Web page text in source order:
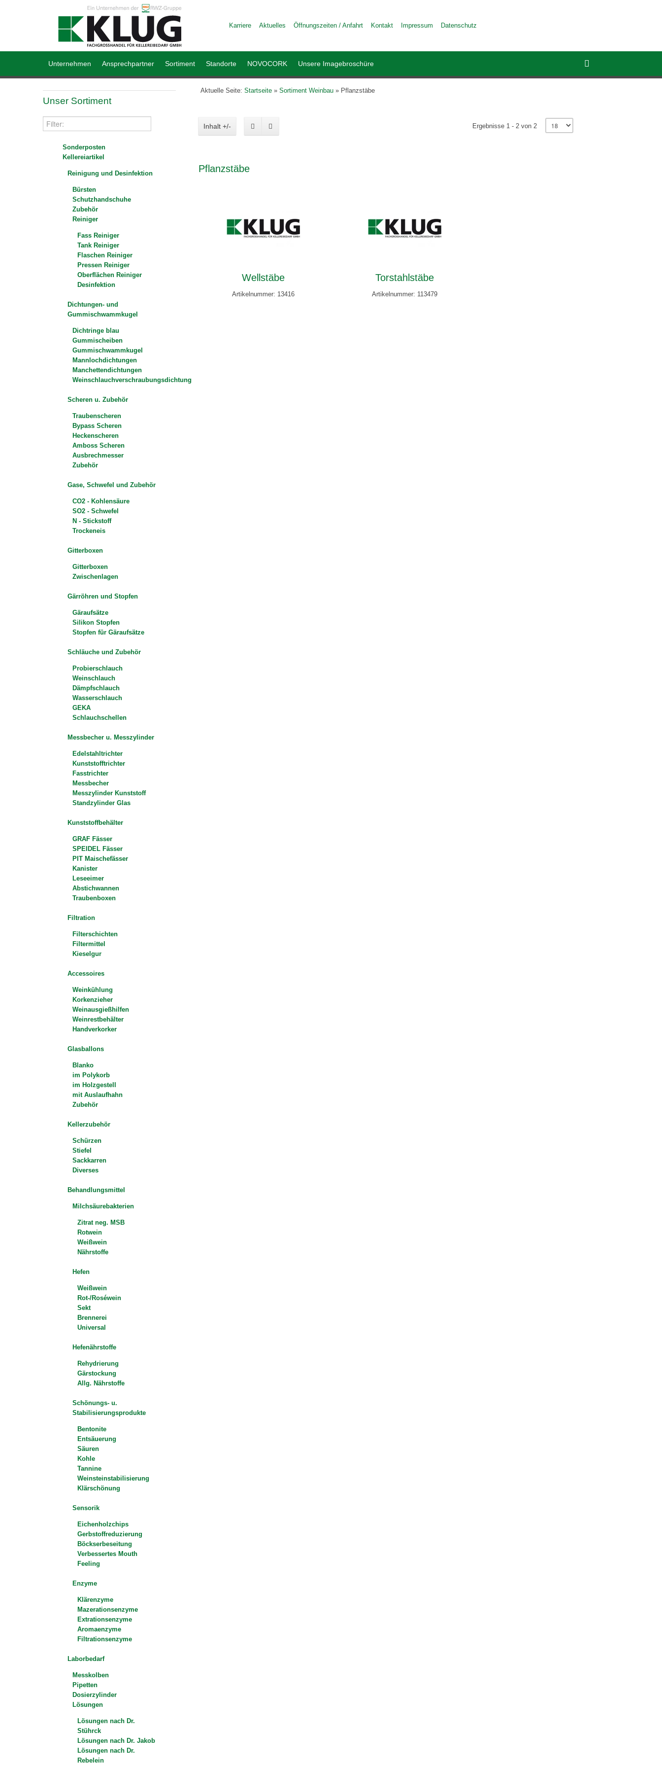
Karriere Aktuelles Öffnungszeiten / Anfahrt Kontakt Impressum Datenschutz
Unternehmen Ansprechpartner Sortiment Standorte NOVOCORK Unsere Imagebroschüre
Unser Sortiment
Sonderposten
Kellereiartikel
Reinigung und Desinfektion
Bürsten
Schutzhandschuhe
Zubehör
Reiniger
Fass Reiniger
Tank Reiniger
Flaschen Reiniger
Pressen Reiniger
Oberflächen Reiniger
Desinfektion
Dichtungen- und
Gummischwammkugel
Dichtringe blau
Gummischeiben
Gummischwammkugel
Mannlochdichtungen
Manchettendichtungen
Weinschlauchverschraubungsdichtung
Scheren u. Zubehör
Traubenscheren
Bypass Scheren
Heckenscheren
Amboss Scheren
Ausbrechmesser
Zubehör
Gase, Schwefel und Zubehör
CO2 - Kohlensäure
SO2 - Schwefel
N - Stickstoff
Trockeneis
Gitterboxen
Gitterboxen
Zwischenlagen
Gärröhren und Stopfen
Gäraufsätze
Silikon Stopfen
Stopfen für Gäraufsätze
Schläuche und Zubehör
Probierschlauch
Weinschlauch
Dämpfschlauch
Wasserschlauch
GEKA
Schlauchschellen
Messbecher u. Messzylinder
Edelstahltrichter
Kunststofftrichter
Fasstrichter
Messbecher
Messzylinder Kunststoff
Standzylinder Glas
Kunststoffbehälter
GRAF Fässer
SPEIDEL Fässer
PIT Maischefässer
Kanister
Leseeimer
Abstichwannen
Traubenboxen
Filtration
Filterschichten
Filtermittel
Kieselgur
Accessoires
Weinkühlung
Korkenzieher
Weinausgießhilfen
Weinrestbehälter
Handverkorker
Glasballons
Blanko
im Polykorb
im Holzgestell
mit Auslaufhahn
Zubehör
Kellerzubehör
Schürzen
Stiefel
Sackkarren
Diverses
Behandlungsmittel
Milchsäurebakterien
Zitrat neg. MSB
Rotwein
Weißwein
Nährstoffe
Hefen
Weißwein
Rot-/Roséwein
Sekt
Brennerei
Universal
Hefenährstoffe
Rehydrierung
Gärstockung
Allg. Nährstoffe
Schönungs- u.
Stabilisierungsprodukte
Bentonite
Entsäuerung
Säuren
Kohle
Tannine
Weinsteinstabilisierung
Klärschönung
Sensorik
Eichenholzchips
Gerbstoffreduzierung
Böckserbeseitung
Verbessertes Mouth
Feeling
Enzyme
Klärenzyme
Mazerationsenzyme
Extrationsenzyme
Aromaenzyme
Filtrationsenzyme
Laborbedarf
Messkolben
Pipetten
Dosierzylinder
Lösungen
Lösungen nach Dr.
Stührck
Lösungen nach Dr. Jakob
Lösungen nach Dr.
Rebelein
Aktuelle Seite: Startseite » Sortiment Weinbau » Pflanzstäbe
Inhalt +/- Ergebnisse 1 - 2 von 2
Pflanzstäbe
Wellstäbe
Artikelnummer: 13416
Torstahlstäbe
Artikelnummer: 113479